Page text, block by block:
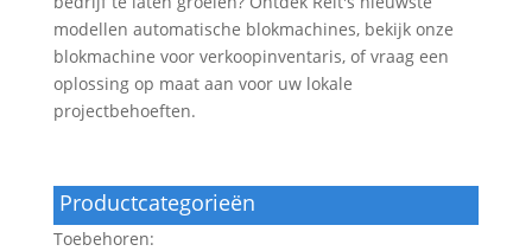
modellen automatische blokmachines, bekijk onze
blokmachine voor verkoopinventaris, of vraag een
oplossing op maat aan voor uw lokale
projectbehoeften.
Productcategorieën
Toebehoren: